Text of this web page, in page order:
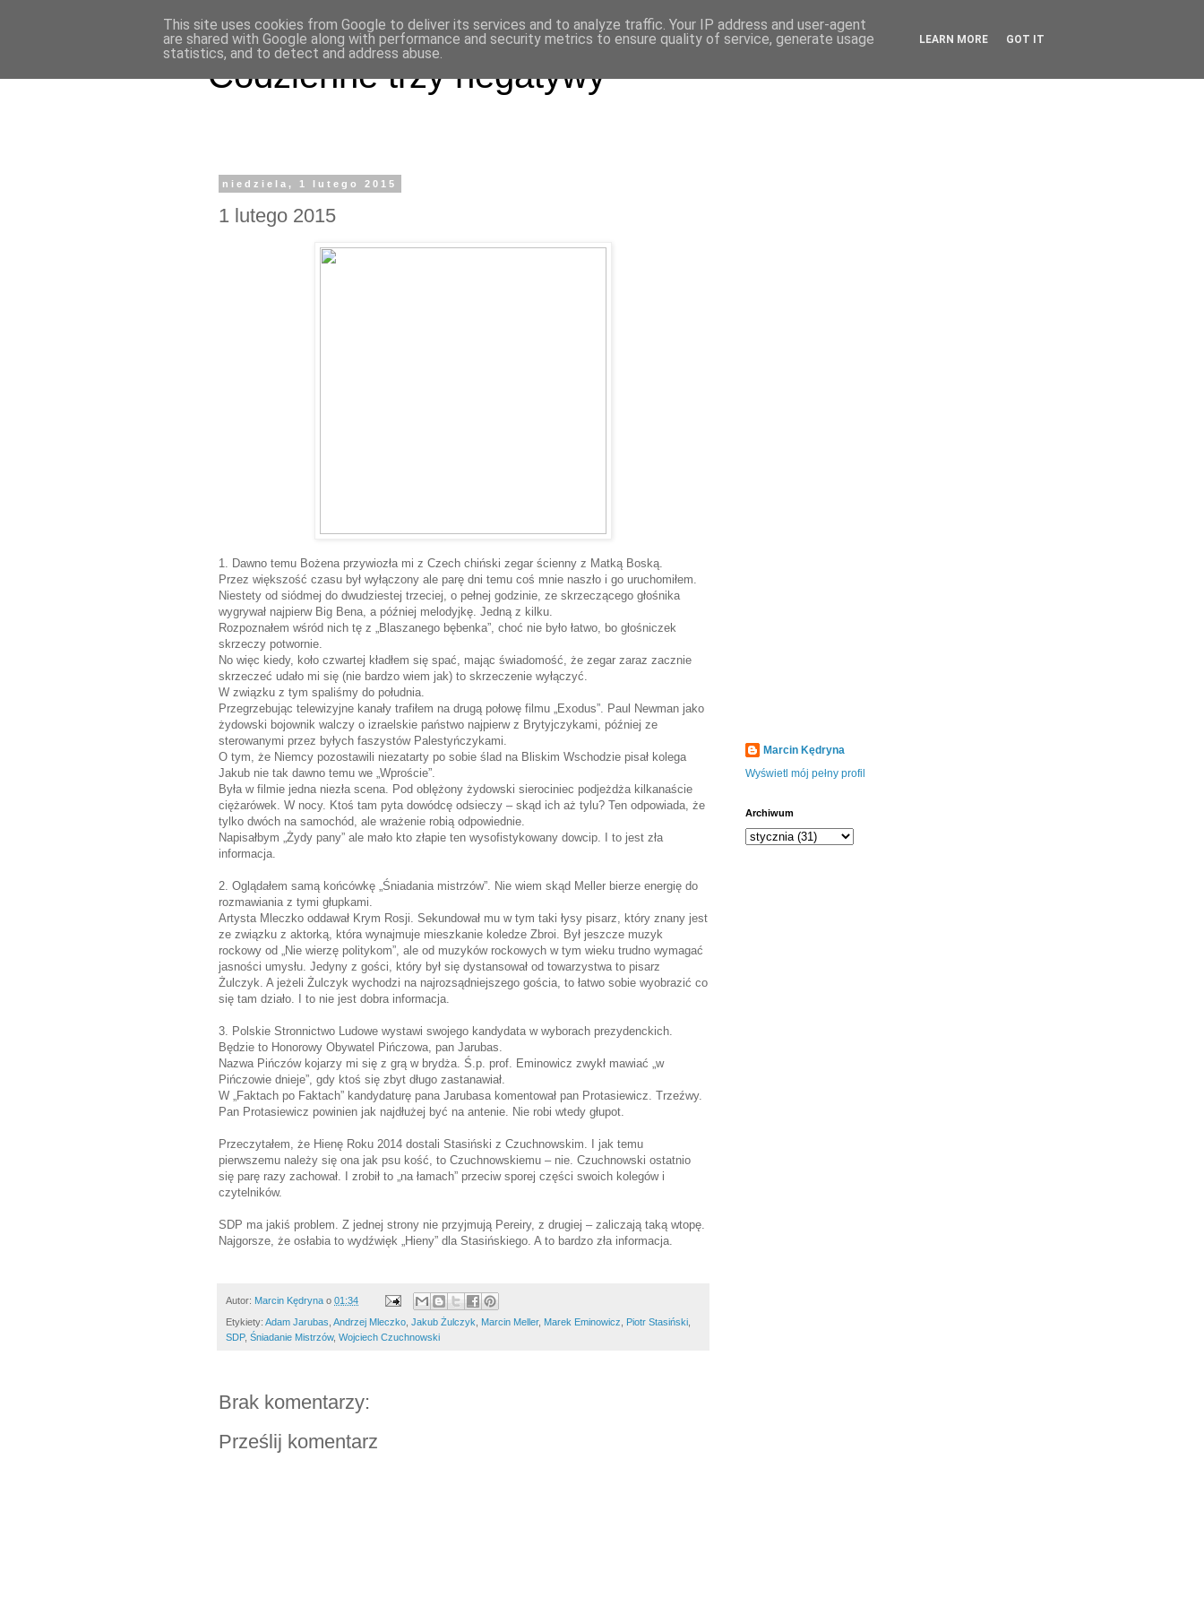
Codzienne trzy negatywy
niedziela, 1 lutego 2015
1 lutego 2015
1. Dawno temu Bożena przywiozła mi z Czech chiński zegar ścienny z Matką Boską.
Przez większość czasu był wyłączony ale parę dni temu coś mnie naszło i go uruchomiłem.
Niestety od siódmej do dwudziestej trzeciej, o pełnej godzinie, ze skrzeczącego głośnika
wygrywał najpierw Big Bena, a później melodyjkę. Jedną z kilku.
Rozpoznałem wśród nich tę z „Blaszanego bębenka”, choć nie było łatwo, bo głośniczek
skrzeczy potwornie.
No więc kiedy, koło czwartej kładłem się spać, mając świadomość, że zegar zaraz zacznie
skrzeczeć udało mi się (nie bardzo wiem jak) to skrzeczenie wyłączyć.
W związku z tym spaliśmy do południa.
Przegrzebując telewizyjne kanały trafiłem na drugą połowę filmu „Exodus”. Paul Newman jako
żydowski bojownik walczy o izraelskie państwo najpierw z Brytyjczykami, później ze
sterowanymi przez byłych faszystów Palestyńczykami.
O tym, że Niemcy pozostawili niezatarty po sobie ślad na Bliskim Wschodzie pisał kolega
Jakub nie tak dawno temu we „Wproście”.
Była w filmie jedna niezła scena. Pod oblężony żydowski sierociniec podjeżdża kilkanaście
ciężarówek. W nocy. Ktoś tam pyta dowódcę odsieczy – skąd ich aż tylu? Ten odpowiada, że
tylko dwóch na samochód, ale wrażenie robią odpowiednie.
Napisałbym „Żydy pany” ale mało kto złapie ten wysofistykowany dowcip. I to jest zła
informacja.
2. Oglądałem samą końcówkę „Śniadania mistrzów”. Nie wiem skąd Meller bierze energię do
rozmawiania z tymi głupkami.
Artysta Mleczko oddawał Krym Rosji. Sekundował mu w tym taki łysy pisarz, który znany jest
ze związku z aktorką, która wynajmuje mieszkanie koledze Zbroi. Był jeszcze muzyk
rockowy od „Nie wierzę politykom”, ale od muzyków rockowych w tym wieku trudno wymagać
jasności umysłu. Jedyny z gości, który był się dystansował od towarzystwa to pisarz
Żulczyk. A jeżeli Żulczyk wychodzi na najrozsądniejszego gościa, to łatwo sobie wyobrazić co
się tam działo. I to nie jest dobra informacja.
3. Polskie Stronnictwo Ludowe wystawi swojego kandydata w wyborach prezydenckich.
Będzie to Honorowy Obywatel Pińczowa, pan Jarubas.
Nazwa Pińczów kojarzy mi się z grą w brydża. Ś.p. prof. Eminowicz zwykł mawiać „w
Pińczowie dnieje”, gdy ktoś się zbyt długo zastanawiał.
W „Faktach po Faktach” kandydaturę pana Jarubasa komentował pan Protasiewicz. Trzeźwy.
Pan Protasiewicz powinien jak najdłużej być na antenie. Nie robi wtedy głupot.
Przeczytałem, że Hienę Roku 2014 dostali Stasiński z Czuchnowskim. I jak temu
pierwszemu należy się ona jak psu kość, to Czuchnowskiemu – nie. Czuchnowski ostatnio
się parę razy zachował. I zrobił to „na łamach” przeciw sporej części swoich kolegów i
czytelników.
SDP ma jakiś problem. Z jednej strony nie przyjmują Pereiry, z drugiej – zaliczają taką wtopę.
Najgorsze, że osłabia to wydźwięk „Hieny” dla Stasińskiego. A to bardzo zła informacja.
Autor: Marcin Kędryna o 01:34
Etykiety: Adam Jarubas Andrzej Mleczko Jakub Żulczyk Marcin Meller, Marek Eminowicz Piotr Stasiński
SDP, Śniadanie Mistrzów, Wojciech Czuchnowski
Brak komentarzy:
Prześlij komentarz
Marcin Kędryna
Wyświetl mój pełny profil
Archiwum
This site uses cookies from Google to deliver its services and to analyze traffic. Your IP address and user-agent
are shared with Google along with performance and security metrics to ensure quality of service, generate usage
statistics, and to detect and address abuse.
LEARN MORE GOT IT